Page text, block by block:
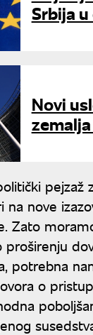
Srbija
Novi
nove
Zato
potrebna
o